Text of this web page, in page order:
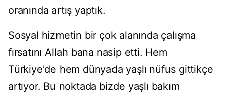
oranında artış yaptık.
Sosyal hizmetin bir çok alanında çalışma
fırsatını Allah bana nasip etti. Hem
Türkiye'de hem dünyada yaşlı nüfus gittikçe
artıyor. Bu noktada bizde yaşlı bakım